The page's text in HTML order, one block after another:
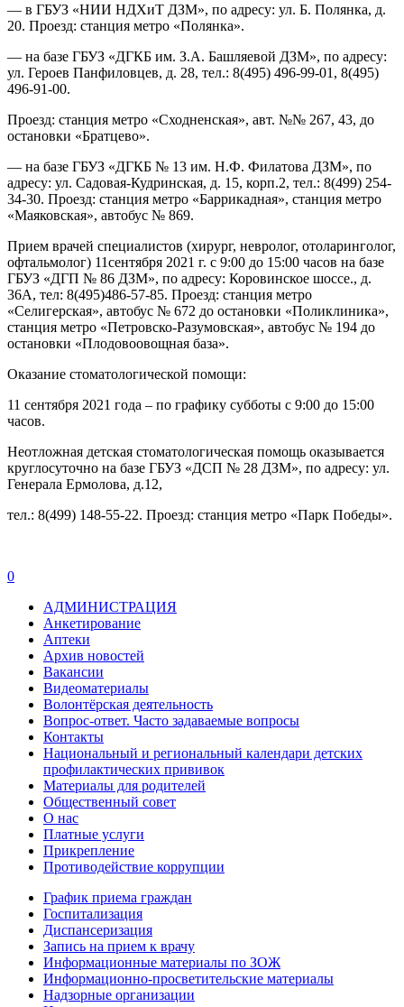
— в ГБУЗ «НИИ НДХиТ ДЗМ», по адресу: ул. Б. Полянка, д.
20. Проезд: станция метро «Полянка».
— на базе ГБУЗ «ДГКБ им. З.А. Башляевой ДЗМ», по адресу:
ул. Героев Панфиловцев, д. 28, тел.: 8(495) 496-99-01, 8(495)
496-91-00.
Проезд: станция метро «Сходненская», авт. №№ 267, 43, до
остановки «Братцево».
— на базе ГБУЗ «ДГКБ № 13 им. Н.Ф. Филатова ДЗМ», по
адресу: ул. Садовая-Кудринская, д. 15, корп.2, тел.: 8(499) 254-
34-30. Проезд: станция метро «Баррикадная», станция метро
«Маяковская», автобус № 869.
Прием врачей специалистов (хирург, невролог, отоларинголог,
офтальмолог) 11сентября 2021 г. с 9:00 до 15:00 часов на базе
ГБУЗ «ДГП № 86 ДЗМ», по адресу: Коровинское шоссе., д.
36А, тел: 8(495)486-57-85. Проезд: станция метро
«Селигерская», автобус № 672 до остановки «Поликлиника»,
станция метро «Петровско-Разумовская», автобус № 194 до
остановки «Плодовоовощная база».
Оказание стоматологической помощи:
11 сентября 2021 года – по графику субботы с 9:00 до 15:00
часов.
Неотложная детская стоматологическая помощь оказывается
круглосуточно на базе ГБУЗ «ДСП № 28 ДЗМ», по адресу: ул.
Генерала Ермолова, д.12,
тел.: 8(499) 148-55-22. Проезд: станция метро «Парк Победы».
0
АДМИНИСТРАЦИЯ
Анкетирование
Аптеки
Архив новостей
Вакансии
Видеоматериалы
Волонтёрская деятельность
Вопрос-ответ. Часто задаваемые вопросы
Контакты
Национальный и региональный календари детских
профилактических прививок
Материалы для родителей
Общественный совет
О нас
Платные услуги
Прикрепление
Противодействие коррупции
График приема граждан
Госпитализация
Диспансеризация
Запись на прием к врачу
Информационные материалы по ЗОЖ
Информационно-просветительские материалы
Надзорные организации